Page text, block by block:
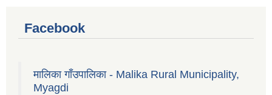
Facebook
मालिका गाँउपालिका - Malika Rural Municipality,
Myagdi